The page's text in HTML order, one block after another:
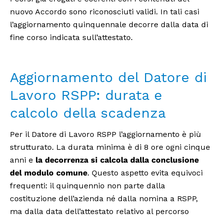
nuovo Accordo sono riconosciuti validi. In tali casi
l’aggiornamento quinquennale decorre dalla data di
fine corso indicata sull’attestato.
Aggiornamento del Datore di
Lavoro RSPP: durata e
calcolo della scadenza
Per il Datore di Lavoro RSPP l’aggiornamento è più
strutturato. La durata minima è di 8 ore ogni cinque
anni e la decorrenza si calcola dalla conclusione
del modulo comune. Questo aspetto evita equivoci
frequenti: il quinquennio non parte dalla
costituzione dell’azienda né dalla nomina a RSPP,
ma dalla data dell’attestato relativo al percorso